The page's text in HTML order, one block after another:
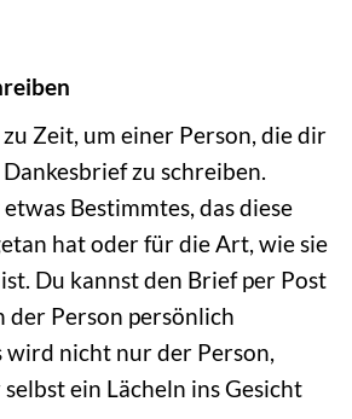
Zeit, um einer Person, die dir
zu schreiben.
Bestimmtes, das diese
hat oder für die Art, wie sie
Du kannst den Brief per Post
der Person persönlich
wird nicht nur der Person,
ein Lächeln ins Gesicht